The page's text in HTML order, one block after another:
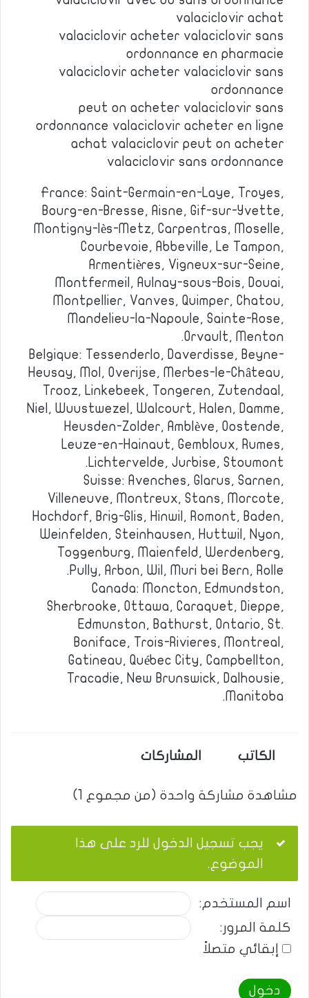
valaciclovir achat
valaciclovir acheter valaciclovir sans
ordonnance en pharmacie
valaciclovir acheter valaciclovir sans
ordonnance
peut on acheter valaciclovir sans
ordonnance valaciclovir acheter en ligne
achat valaciclovir peut on acheter
valaciclovir sans ordonnance
France: Saint-Germain-en-Laye, Troyes,
Bourg-en-Bresse, Aisne, Gif-sur-Yvette,
Montigny-lès-Metz, Carpentras, Moselle,
Courbevoie, Abbeville, Le Tampon,
Armentières, Vigneux-sur-Seine,
Montfermeil, Aulnay-sous-Bois, Douai,
Montpellier, Vanves, Quimper, Chatou,
Mandelieu-la-Napoule, Sainte-Rose,
Orvault, Menton.
Belgique: Tessenderlo, Daverdisse, Beyne-
Heusay, Mol, Overijse, Merbes-le-Château,
Trooz, Linkebeek, Tongeren, Zutendaal,
Niel, Wuustwezel, Walcourt, Halen, Damme,
Heusden-Zolder, Amblève, Oostende,
Leuze-en-Hainaut, Gembloux, Rumes,
Lichtervelde, Jurbise, Stoumont.
Suisse: Avenches, Glarus, Sarnen,
Villeneuve, Montreux, Stans, Morcote,
Hochdorf, Brig-Glis, Hinwil, Romont, Baden,
Weinfelden, Steinhausen, Huttwil, Nyon,
Toggenburg, Maienfeld, Werdenberg,
Pully, Arbon, Wil, Muri bei Bern, Rolle.
Canada: Moncton, Edmundston,
Sherbrooke, Ottawa, Caraquet, Dieppe,
Edmunston, Bathurst, Ontario, St.
Boniface, Trois-Rivieres, Montreal,
Gatineau, Québec City, Campbellton,
Tracadie, New Brunswick, Dalhousie,
Manitoba.
الكاتب المشاركات
مشاهدة مشاركة واحدة (من مجموع 1)
يجب تسجيل الدخول للرد على هذا
الموضوع.
اسم المستخدم:
كلمة المرور:
إبقائي متصلاً
دخول